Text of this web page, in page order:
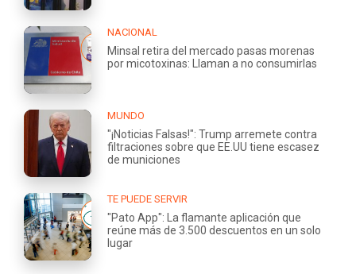
NACIONAL
Minsal retira del mercado pasas morenas
por micotoxinas: Llaman a no consumirlas
MUNDO
"¡Noticias Falsas!": Trump arremete contra
filtraciones sobre que EE.UU tiene escasez
de municiones
TE PUEDE SERVIR
"Pato App": La flamante aplicación que
reúne más de 3.500 descuentos en un solo
lugar